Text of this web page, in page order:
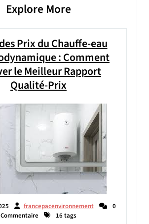
Explore More
Prix du Chauffe-eau
: Comment
le Meilleur Rapport
Qualité-Prix
francepacenvironnement
0
Commentaire
16 tags